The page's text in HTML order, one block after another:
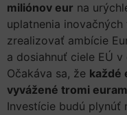
miliónov eur na
uplatnenia
zrealizovať ambície
a dosiahnuť ciele EÚ
Očakáva sa, že každé
vyvážené tromi
Investície budú